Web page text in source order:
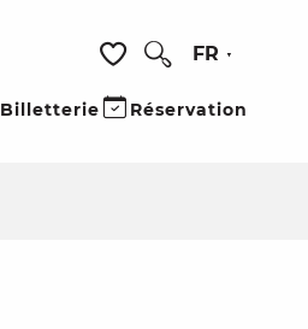
Voir les favoris
FR
Billetterie Réservation